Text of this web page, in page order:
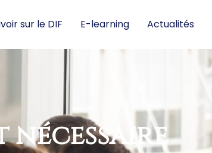
sur le DIF E-learning Actualités